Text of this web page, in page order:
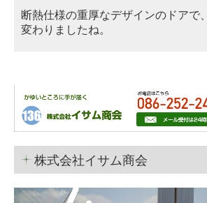
断熱仕様の重厚なデザインのドアで
変わりましたね。
株式会社イサム商会